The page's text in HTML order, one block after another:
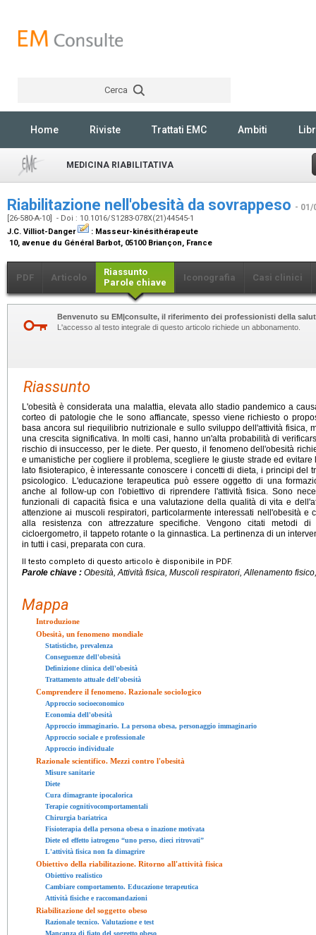
Cerca
Home Riviste Trattati EMC Ambiti
MEDICINA RIABILITATIVA
Riabilitazione nell'obesità da sovrappeso - 01/
[26-580-A-10] - Doi : 10.1016/S1283-078X(21)44545-1
J.C. Villiot-Danger
: Masseur-kinésithérapeute
10, avenue du Général Barbot, 05100 Briançon, France
PDF Articolo
Riassunto
Parole chiave
Iconografia Casi clinici
Benvenuto su EM|consulte, il riferimento dei professionisti della
L'accesso al testo integrale di questo articolo richiede un abbonamento.
Riassunto
L'obesità è considerata una malattia, elevata allo stadio pandemico a
corteo di patologie che le sono affiancate, spesso viene richiesto o
basa ancora sul riequilibrio nutrizionale e sullo sviluppo dell'attività fisica,
una crescita significativa. In molti casi, hanno un'alta probabilità di
rischio di insuccesso, per le diete. Per questo, il fenomeno dell'obesità
e umanistiche per cogliere il problema, scegliere le giuste strade ed
lato fisioterapico, è interessante conoscere i concetti di dieta, i principi del
psicologico. L'educazione terapeutica può essere oggetto di una
anche al follow-up con l'obiettivo di riprendere l'attività fisica. Sono
funzionali di capacità fisica e una valutazione della qualità di vita e
attenzione ai muscoli respiratori, particolarmente interessati nell'obesità
alla resistenza con attrezzature specifiche. Vengono citati metodi
cicloergometro, il tappeto rotante o la ginnastica. La pertinenza di un
in tutti i casi, preparata con cura.
Il testo completo di questo articolo è disponibile in PDF.
Parole chiave : Obesità, Attività fisica, Muscoli respiratori, Allenamento
Mappa
Introduzione
Obesità, un fenomeno mondiale
Statistiche, prevalenza
Conseguenze dell'obesità
Definizione clinica dell'obesità
Trattamento attuale dell'obesità
Comprendere il fenomeno. Razionale sociologico
Approccio socioeconomico
Economia dell'obesità
Approccio immaginario. La persona obesa, personaggio immaginario
Approccio sociale e professionale
Approccio individuale
Razionale scientifico. Mezzi contro l'obesità
Misure sanitarie
Diete
Cura dimagrante ipocalorica
Terapie cognitivocomportamentali
Chirurgia bariatrica
Fisioterapia della persona obesa o inazione motivata
Diete ed effetto iatrogeno “uno perso, dieci ritrovati”
L'attività fisica non fa dimagrire
Obiettivo della riabilitazione. Ritorno all'attività fisica
Obiettivo realistico
Cambiare comportamento. Educazione terapeutica
Attività fisiche e raccomandazioni
Riabilitazione del soggetto obeso
Razionale tecnico. Valutazione e test
Mancanza di fiato del soggetto obeso